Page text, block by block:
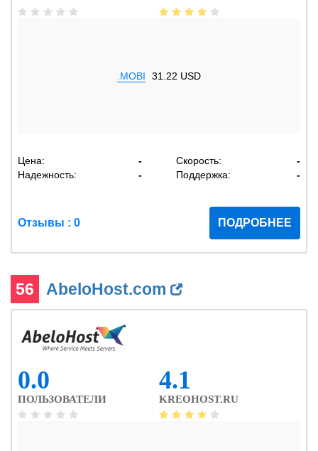
.MOBI 31.22 USD
Цена: - Скорость:
-
Надежность:
- Поддержка: -
Отзывы : 0 ПОДРОБНЕЕ
56 AbeloHost.com
0.0
ПОЛЬЗОВАТЕЛИ
4.1
KREOHOST.RU